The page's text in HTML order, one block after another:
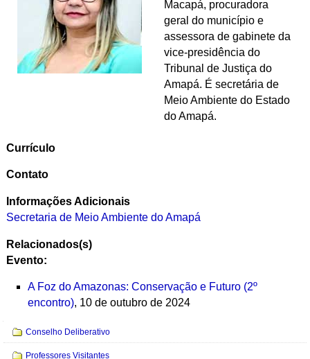
Macapá, procuradora
geral do município e
assessora de gabinete da
vice-presidência do
Tribunal de Justiça do
Amapá. É secretária de
Meio Ambiente do Estado
do Amapá.
Currículo
Contato
Informações Adicionais
Secretaria de Meio Ambiente do Amapá
Relacionados(s)
Evento:
A Foz do Amazonas: Conservação e Futuro (2º
encontro), 10 de outubro de 2024
Navegação
Conselho Deliberativo
Professores Visitantes